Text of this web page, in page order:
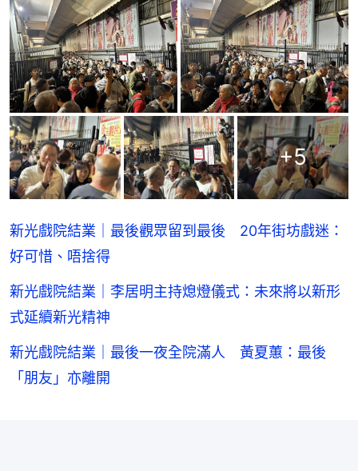
+5
新光戲院結業｜最後觀眾留到最後 20年街坊戲迷：
好可惜、唔捨得
新光戲院結業｜李居明主持熄燈儀式：未來將以新形
式延續新光精神
新光戲院結業｜最後一夜全院滿人 黃夏蕙：最後
「朋友」亦離開